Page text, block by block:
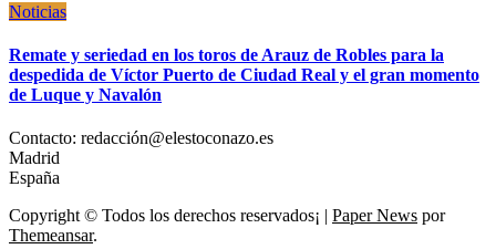
Noticias
Remate y seriedad en los toros de Arauz de Robles para la
despedida de Víctor Puerto de Ciudad Real y el gran momento
de Luque y Navalón
Contacto: redacción@elestoconazo.es
Madrid
España
Copyright © Todos los derechos reservados¡ | Paper News por
Themeansar.